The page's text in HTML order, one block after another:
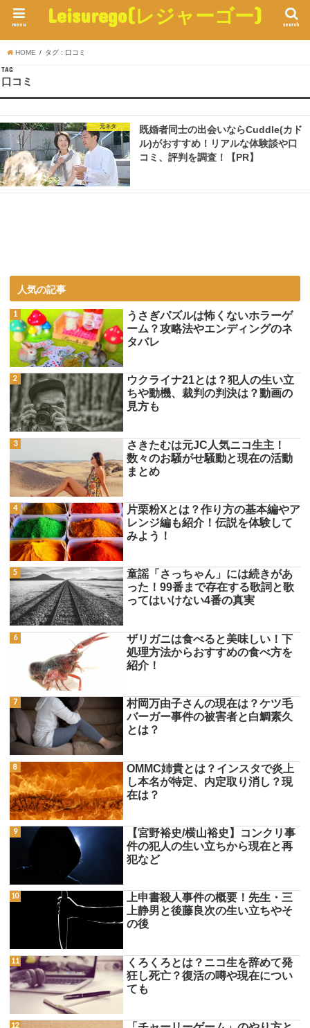
Leisurego(レジャーゴー) search
menu
HOME タグ : 口コミ
TAG
口コミ
元ネタ
既婚者同士の出会いならCuddle(カド
ル)がおすすめ！リアルな体験談や口
コミ、評判を調査！【PR】
人気の記事
うさぎパズルは怖くないホラーゲ
ーム？攻略法やエンディングのネ
タバレ
ウクライナ21とは？犯人の生い立
ちや動機、裁判の判決は？動画の
見方も
さきたむは元JC人気ニコ生主！
数々のお騒がせ騒動と現在の活動
まとめ
片栗粉Xとは？作り方の基本編やア
レンジ編も紹介！伝説を体験して
みよう！
童謡「さっちゃん」には続きがあ
った！99番まで存在する歌詞と歌
ってはいけない4番の真実
ザリガニは食べると美味しい！下
処理方法からおすすめの食べ方を
紹介！
村岡万由子さんの現在は？ケツ毛
バーガー事件の被害者と白鯛素久
とは？
OMMC姉貴とは？インスタで炎上
し本名が特定、内定取り消し？現
在は？
【宮野裕史/横山裕史】コンクリ事
件の犯人の生い立ちから現在と再
犯など
上申書殺人事件の概要！先生・三
上静男と後藤良次の生い立ちやそ
の後
くろくろとは？ニコ生を辞めて発
狂し死亡？復活の噂や現在につい
ても